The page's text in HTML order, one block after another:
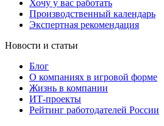
Хочу у вас работать
Производственный календарь
Экспертная рекомендация
Новости и статьи
Блог
О компаниях в игровой форме
Жизнь в компании
ИТ-проекты
Рейтинг работодателей России